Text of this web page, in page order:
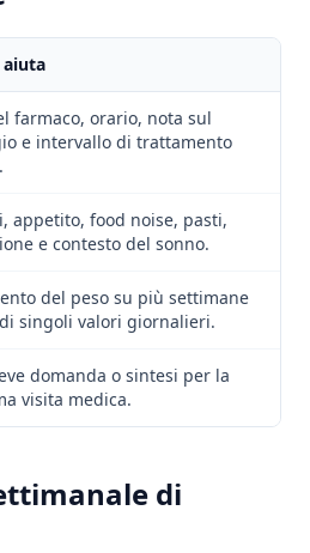
aiuta
farmaco, orario, nota sul
e intervallo di trattamento
appetito, food noise, pasti,
e contesto del sonno.
del peso su più settimane
singoli valori giornalieri.
domanda o sintesi per la
visita medica.
di